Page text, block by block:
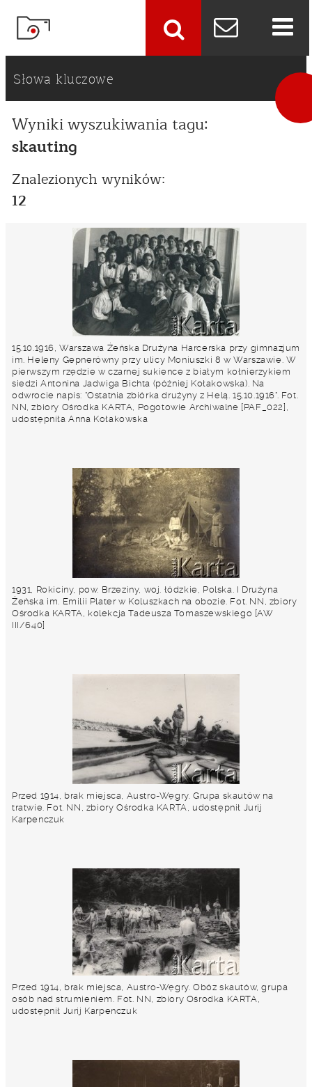
Słowa kluczowe
Wyniki wyszukiwania tagu:
skauting
Znalezionych wyników:
12
15.10.1916, Warszawa Żeńska Drużyna Harcerska przy gimnazjum
im. Heleny Gepnerówny przy ulicy Moniuszki 8 w Warszawie. W
pierwszym rzędzie w czarnej sukience z białym kołnierzykiem
siedzi Antonina Jadwiga Bichta (później Kołakowska). Na
odwrocie napis: "Ostatnia zbiórka drużyny z Helą. 15.10.1916". Fot.
NN, zbiory Ośrodka KARTA, Pogotowie Archiwalne [PAF_022],
udostępniła Anna Kołakowska
1931, Rokiciny, pow. Brzeziny, woj. łódzkie, Polska. I Drużyna
Żeńska im. Emilii Plater w Koluszkach na obozie. Fot. NN, zbiory
Ośrodka KARTA, kolekcja Tadeusza Tomaszewskiego [AW
III/640]
Przed 1914, brak miejsca, Austro-Węgry. Grupa skautów na
tratwie. Fot. NN, zbiory Ośrodka KARTA, udostępnił Jurij
Karpenczuk
Przed 1914, brak miejsca, Austro-Węgry. Obóz skautów, grupa
osób nad strumieniem. Fot. NN, zbiory Ośrodka KARTA,
udostępnił Jurij Karpenczuk